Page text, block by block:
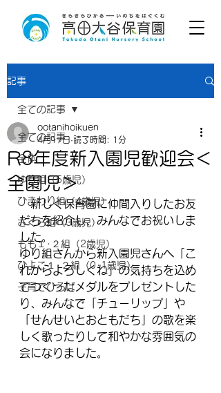
記事
全ての記事
全体
ゆり組（5歳児）
ひまわり組（4歳児）
さくら組（3歳児）
もも１･２組（2歳児）
ひよこ１･２組（0･1歳児）
子育てひろば
全ての記事
R8年度新入園児歓迎会＜
全園児＞
ootanihoikuen
4月17日 読了時間: 1分
新しく保育園に仲間入りしたお友
だちを紹介し、みんなでお祝いしま
した。
ゆり組さんから新入園児さんへ「こ
れからよろしくね」の気持ちを込め
てつくったメダルをプレゼントした
り、みんなで「チューリップ」や
「せんせいとおともだち」の歌を楽
しく歌ったりして和やかな雰囲気の
会になりました。